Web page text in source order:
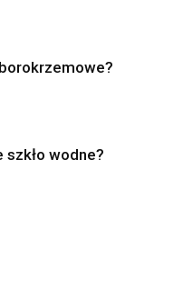
szkło wodne?